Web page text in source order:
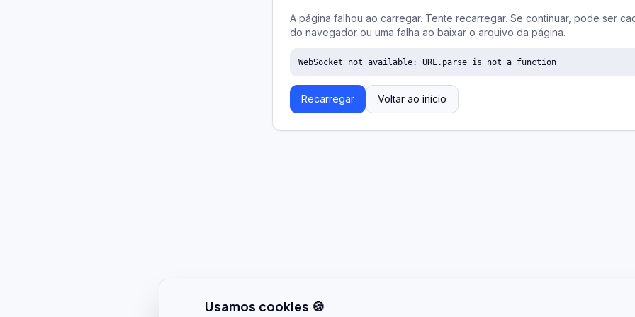
A página falhou ao carregar. Tente recarregar. Se continuar, pode ser
do navegador ou uma falha ao baixar o arquivo da página.
WebSocket not available: URL.parse is not a function
Recarregar Voltar ao início
Usamos cookies 🍪